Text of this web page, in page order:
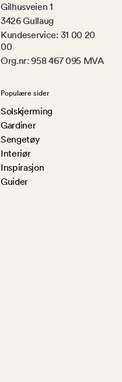
Gilhusveien 1
3426 Gullaug
Kundeservice: 31 00 20
00
Org.nr: 958 467 095 MVA
Populære sider
Solskjerming
Gardiner
Sengetøy
Interiør
Inspirasjon
Guider